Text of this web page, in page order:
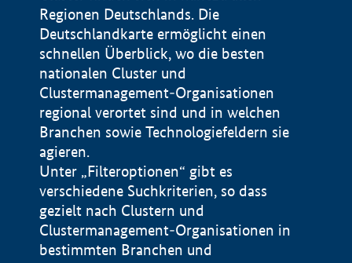
Regionen Deutschlands. Die
Deutschlandkarte ermöglicht einen
schnellen Überblick, wo die besten
nationalen Cluster und
Clustermanagement-Organisationen
regional verortet sind und in welchen
Branchen sowie Technologiefeldern sie
agieren.
Unter „Filteroptionen“ gibt es
verschiedene Suchkriterien, so dass
gezielt nach Clustern und
Clustermanagement-Organisationen in
bestimmten Branchen und
Impressum
Datenschutzerklärung
BMWE, 2026 ©
100 km © Geobasis-DE / BKG 2015